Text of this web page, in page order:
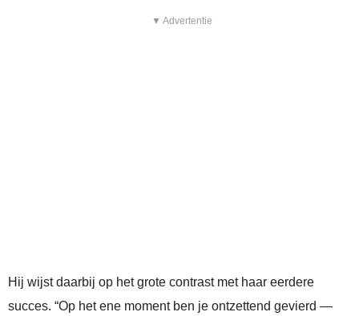
▼ Advertentie
Hij wijst daarbij op het grote contrast met haar eerdere
succes. “Op het ene moment ben je ontzettend gevierd —